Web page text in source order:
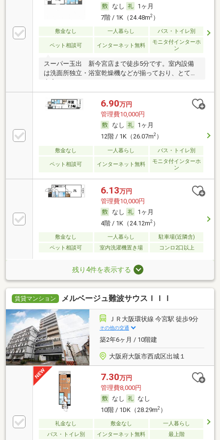
なし
1ヶ月
7階 / 1K（24.48m2）
敷金なし 一人暮らし バス・トイレ別
ペット相談可 インターネット無料
モニタ付インターホ
ン
スーパー玉出 新今宮店まで徒歩5分です。室内設備
は洗面所独立・浴室乾燥機などが揃っており、とても
6.90万円
管理費10,000円
なし
1ヶ月
12階 / 1K（26.07m2）
敷金なし 一人暮らし バス・トイレ別
ペット相談可 インターネット無料
モニタ付インターホ
ン
6.13万円
管理費10,000円
なし
1ヶ月
4階 / 1K（24.12m2）
敷金なし 一人暮らし
駐車場(近隣含)
ペット相談可
室内洗濯機置き場 コンロ2口以上
残り4件を表示する
賃貸マンション メルベージュ難波サウスＩＩＩ
ＪＲ大阪環状線 今宮駅 徒歩9分
その他の交通
築2年6ヶ月 / 10階建
大阪府大阪市西成区出城１
7.30万円
管理費8,000円
なし
なし
10階 / 1DK（28.29m2）
礼金なし 敷金なし
一人暮らし
バス・トイレ別
インターネット無料 最上階